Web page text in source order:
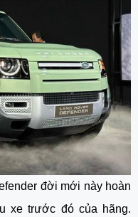
đời mới này hoàn
xe trước đó của hãng.